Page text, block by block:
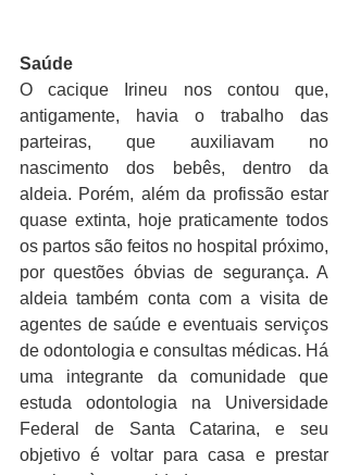
Saúde
O cacique Irineu nos contou que,
antigamente, havia o trabalho das
parteiras, que auxiliavam no
nascimento dos bebês, dentro da
aldeia. Porém, além da profissão estar
quase extinta, hoje praticamente todos
os partos são feitos no hospital próximo,
por questões óbvias de segurança. A
aldeia também conta com a visita de
agentes de saúde e eventuais serviços
de odontologia e consultas médicas. Há
uma integrante da comunidade que
estuda odontologia na Universidade
Federal de Santa Catarina, e seu
objetivo é voltar para casa e prestar